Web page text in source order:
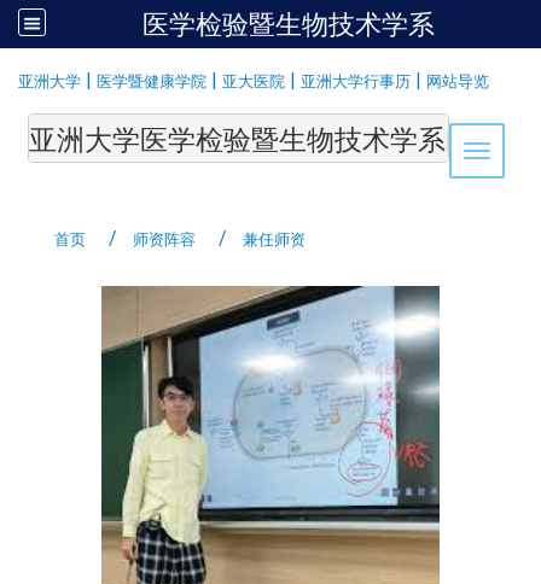
医学检验暨生物技术学系
亚洲大学 | 医学暨健康学院 | 亚大医院 | 亚洲大学行事历 | 网站导览
Toggle
亚洲大学医学检验暨生物技术学系
首页 师资阵容 兼任师资